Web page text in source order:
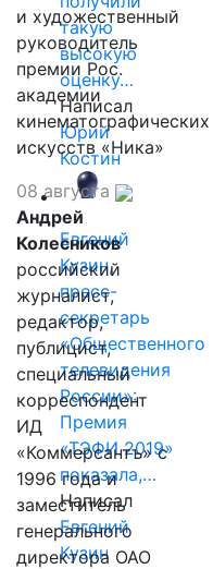
такую
высокую
оценку…
Написал
Юрий
Костин
Евгений
Кузин,
пресс-
секретарь
«Общественного
телевидения
России»:
Премия
«ТЭФИ 2019»
показала,…
Написал
Евгений
Кузин
и художественный
руководитель
премии Рос.
академии
кинематографических
искусств «Ника»
08 августа
Андрей
Колесников
российский
журналист,
редактор,
публицист,
специальный
корреспондент
ИД
«Коммерсантъ» с
1996 года и
заместитель
генерального
директора ОАО